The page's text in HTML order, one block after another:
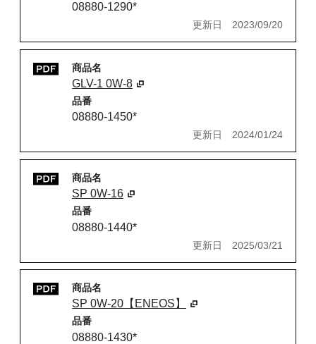
08880-1290*
更新日 2023/09/20
商品名
GLV-1 0W-8
品番
08880-1450*
更新日 2024/01/24
商品名
SP 0W-16
品番
08880-1440*
更新日 2025/03/21
商品名
SP 0W-20【ENEOS】
品番
08880-1430*